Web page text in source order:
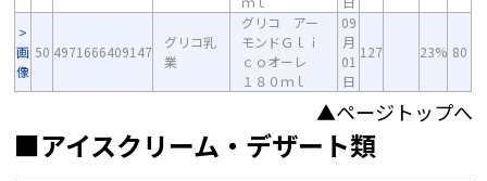
画
像
50 4971666409147
グリコ乳
業
グリコ アー
モンドＧｌｉ
ｃｏオーレ
１８０ｍｌ
09
月
01
日
127 23% 80
▲ページトップへ
■アイスクリーム・デザート類